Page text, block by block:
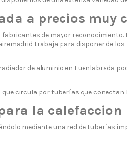
a precios muy
de mayor reconocimiento.
trabaja para disponer de
de aluminio en Fuenlabrada
que circula por tuberías que
la calefaccion
mediante una red de tuberías